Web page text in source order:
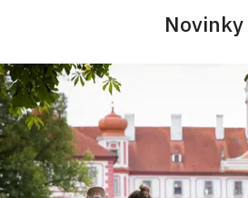
Novinky